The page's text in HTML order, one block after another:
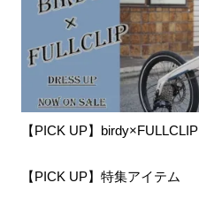
【PICK UP】birdy×FULLCLIP
【PICK UP】特集アイテム